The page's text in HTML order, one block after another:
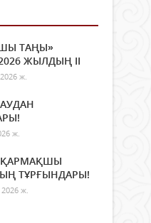
ТАҢЫ»
ЖЫЛДЫҢ ІI
ж.
ж.
ҚАРМАҚШЫ
ТҰРҒЫНДАРЫ!
ж.